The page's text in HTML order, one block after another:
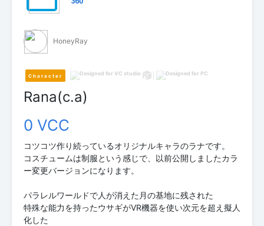
HoneyRay
Character
Rana(c.a)
0 VCC
コツコツ作り続っているオリジナルキャラのラナです。
コスチュームは制服という感じで、以前公開しましたカラ
ー変更バージョンになります。
パラレルワールドで人が消えた月の基地に残された
特殊な能力を持ったウサギがVR機器を使い次元を超え擬人
化した